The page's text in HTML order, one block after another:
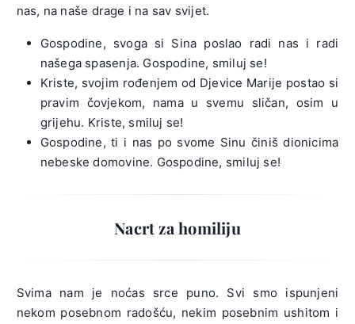
nas, na naše drage i na sav svijet.
Gospodine, svoga si Sina poslao radi nas i radi
našega spasenja. Gospodine, smiluj se!
Kriste, svojim rođenjem od Djevice Marije postao si
pravim čovjekom, nama u svemu sličan, osim u
grijehu. Kriste, smiluj se!
Gospodine, ti i nas po svome Sinu činiš dionicima
nebeske domovine. Gospodine, smiluj se!
Nacrt za homiliju
Svima nam je noćas srce puno. Svi smo ispunjeni
nekom posebnom radošću, nekim posebnim ushitom i